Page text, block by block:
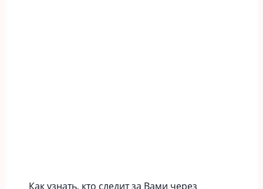
Как узнать, кто следит за Вами через